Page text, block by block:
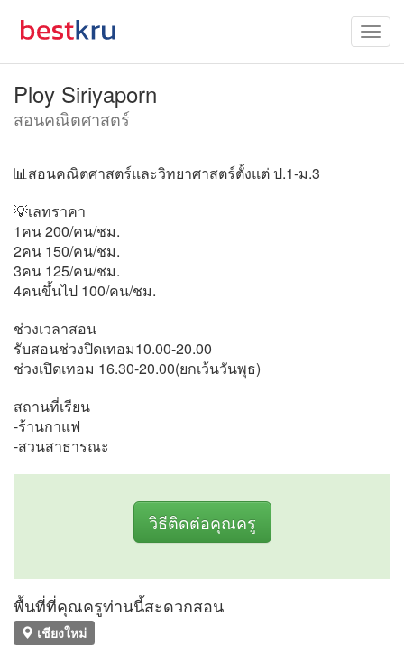
Ploy Siriyaporn
สอนคณิตศาสตร์
📊สอนคณิตศาสตร์และวิทยาศาสตร์ตั้งแต่ ป.1-ม.3
💡เลทราคา
1คน 200/คน/ชม.
2คน 150/คน/ชม.
3คน 125/คน/ชม.
4คนขึ้นไป 100/คน/ชม.
ช่วงเวลาสอน
รับสอนช่วงปิดเทอม10.00-20.00
ช่วงเปิดเทอม 16.30-20.00(ยกเว้นวันพุธ)
สถานที่เรียน
-ร้านกาแฟ
-สวนสาธารณะ
วิธีติดต่อคุณครู
พื้นที่ที่คุณครูท่านนี้สะดวกสอน
เชียงใหม่